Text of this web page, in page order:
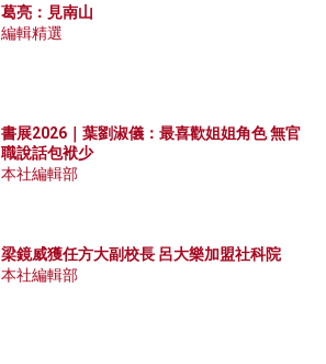
葛亮：見南山
編輯精選
書展2026｜葉劉淑儀：最喜歡姐姐角色 無官
職說話包袱少
本社編輯部
梁鏡威獲任方大副校長 呂大樂加盟社科院
本社編輯部